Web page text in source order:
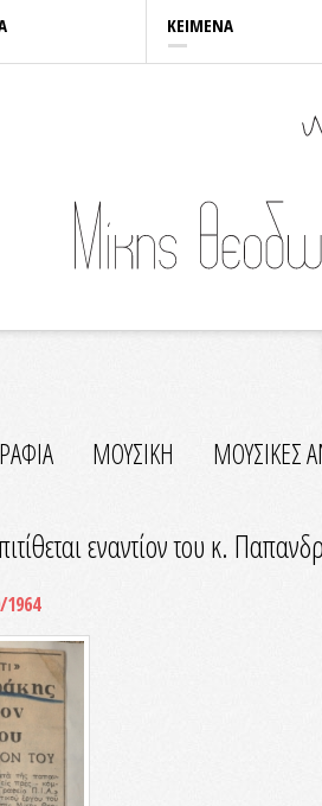
ΚΕΙΜΕΝΑ
ΜΟΥΣΙΚΗ ΜΟΥΣΙΚΕΣ
εναντίον του κ.
1964